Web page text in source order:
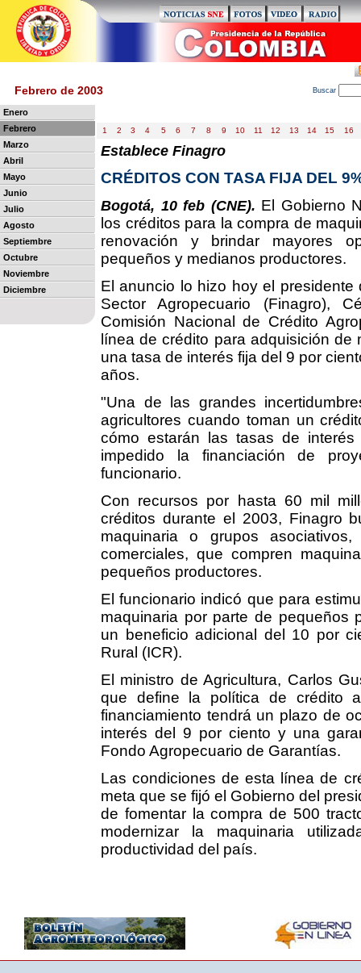
Febrero de 2003 Buscar
Enero
Febrero
Marzo
Abril
Mayo
Junio
Julio
Agosto
Septiembre
Octubre
Noviembre
Diciembre
1 2 3 4 5 6 7 8 9 10 11 12 13 14 15 16
Establece Finagro
CRÉDITOS CON TASA FIJA DEL
Bogotá, 10 feb (CNE). El Gobierno
los créditos para la compra de
renovación y brindar mayores
pequeños y medianos productores.
El anuncio lo hizo hoy el
Sector Agropecuario (Finagro),
Comisión Nacional de Crédito
línea de crédito para adquisición
una tasa de interés fija del 9 por
años.
"Una de las grandes
agricultores cuando toman un
cómo estarán las tasas de
impedido la financiación de
funcionario.
Con recursos por hasta 60 mil
créditos durante el 2003, Finagro
maquinaria o grupos
comerciales, que compren
pequeños productores.
El funcionario indicó que para
maquinaria por parte de pequeños
un beneficio adicional del 10 por
Rural (ICR).
El ministro de Agricultura, Carlos
que define la política de crédito
financiamiento tendrá un plazo de
interés del 9 por ciento y una
Fondo Agropecuario de Garantías.
Las condiciones de esta línea de
meta que se fijó el Gobierno del
de fomentar la compra de 500
modernizar la maquinaria
productividad del país.